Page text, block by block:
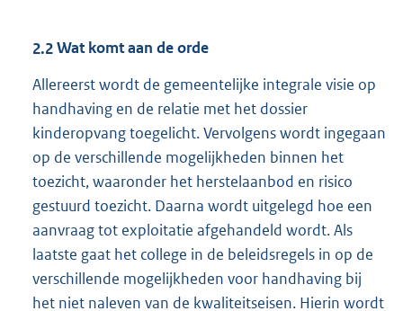
2.2Wat komt aan de orde
Allereerst wordt de gemeentelijke integrale visie op
handhaving en de relatie met het dossier
kinderopvang toegelicht. Vervolgens wordt ingegaan
op de verschillende mogelijkheden binnen het
toezicht, waaronder het herstelaanbod en risico
gestuurd toezicht. Daarna wordt uitgelegd hoe een
aanvraag tot exploitatie afgehandeld wordt. Als
laatste gaat het college in de beleidsregels in op de
verschillende mogelijkheden voor handhaving bij
het niet naleven van de kwaliteitseisen. Hierin wordt